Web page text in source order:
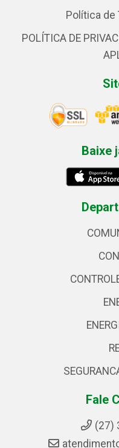
Política de
POLÍTICA DE
Baixe
Fale
(27)